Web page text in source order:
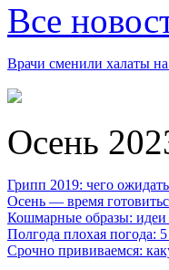
Все
Врачи сменили халаты на
Осень
Грипп 2019: чего
Осень — время
Кошмарные образы: идеи
Полгода плохая погода:
Срочно прививаемся: